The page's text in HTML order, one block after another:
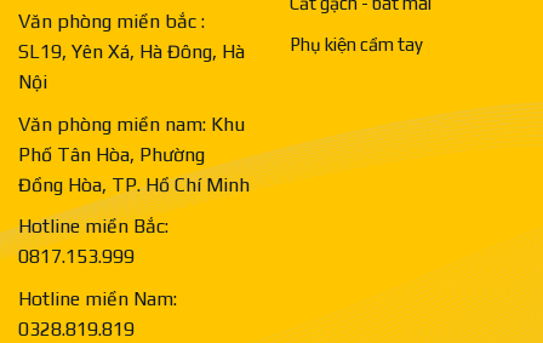
Văn phòng miền bắc :
SL19, Yên Xá, Hà Đông, Hà
Nội
Văn phòng miền nam: Khu
Phố Tân Hòa, Phường
Đồng Hòa, TP. Hồ Chí Minh
Hotline miền Bắc:
0817.153.999
Hotline miền Nam:
0328.819.819
Phụ kiện cầm tay